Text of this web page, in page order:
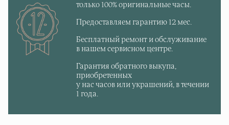
только 100% оригинальные часы.
Предоставляем гарантию 12 мес.
Бесплатный ремонт и обслуживание
в нашем сервисном центре.
Гарантия обратного выкупа,
приобретенных
у нас часов или украшений, в течении
1 года.